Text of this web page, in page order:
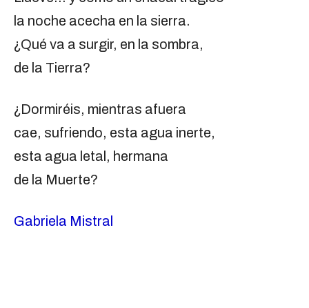
la noche acecha en la sierra.
¿Qué va a surgir, en la sombra,
de la Tierra?
¿Dormiréis, mientras afuera
cae, sufriendo, esta agua inerte,
esta agua letal, hermana
de la Muerte?
Gabriela Mistral